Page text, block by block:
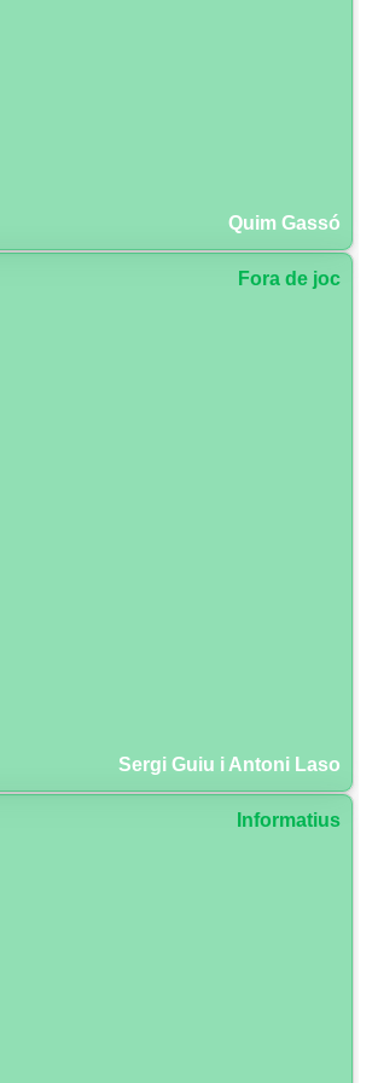
Quim Gassó
Fora de joc
Sergi Guiu i Antoni Laso
Informatius